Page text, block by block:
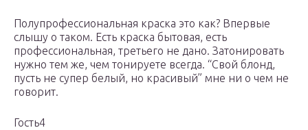
Полупрофессиональная краска это как? Впервые
слышу о таком. Есть краска бытовая, есть
профессиональная, третьего не дано. Затонировать
нужно тем же, чем тонируете всегда. “Свой блонд,
пусть не супер белый, но красивый” мне ни о чем не
говорит.
Гость4